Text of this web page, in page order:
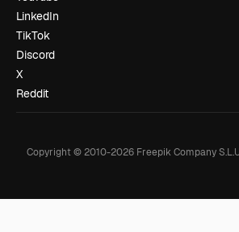
LinkedIn
TikTok
Discord
X
Reddit
Copyright © 2010-2026Freepik Company